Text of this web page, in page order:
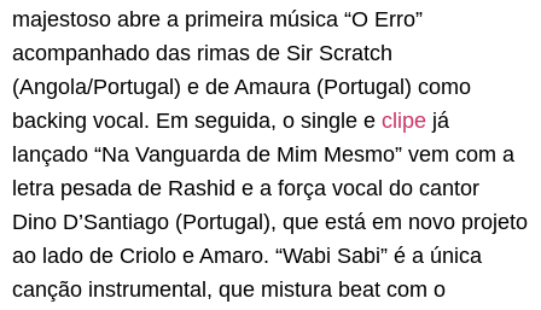
majestoso abre a primeira música “O Erro”
acompanhado das rimas de Sir Scratch
(Angola/Portugal) e de Amaura (Portugal) como
backing vocal. Em seguida, o single e clipe já
lançado “Na Vanguarda de Mim Mesmo” vem com a
letra pesada de Rashid e a força vocal do cantor
Dino D’Santiago (Portugal), que está em novo projeto
ao lado de Criolo e Amaro. “Wabi Sabi” é a única
canção instrumental, que mistura beat com o